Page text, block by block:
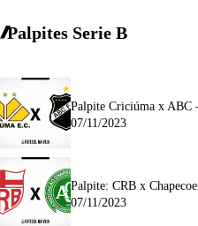
Palpites Serie B
Palpite Criciúma x ABC
07/11/2023
Palpite: CRB x
07/11/2023